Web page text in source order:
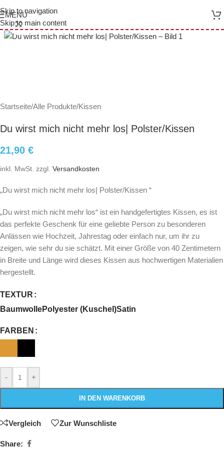
Skip to navigation
Skip to main content
MENÜ
Click to enlarge
Startseite/Alle Produkte/Kissen
Du wirst mich nicht mehr los| Polster/Kissen
21,90 €
inkl. MwSt. zzgl. Versandkosten
„Du wirst mich nicht mehr los| Polster/Kissen “
„Du wirst mich nicht mehr los“ ist ein handgefertigtes Kissen, es ist
das perfekte Geschenk für eine geliebte Person zu besonderen
Anlässen wie Hochzeit, Jahrestag oder einfach nur, um ihr zu
zeigen, wie sehr du sie schätzt. Mit einer Größe von 40 Zentimetern
in Breite und Länge wird dieses Kissen aus hochwertigen Materialien
hergestellt.
TEXTUR
BaumwollePolyester (Kuschel)Satin
FARBEN
- +
IN DEN WARENKORB
Vergleich Zur Wunschliste
Share: